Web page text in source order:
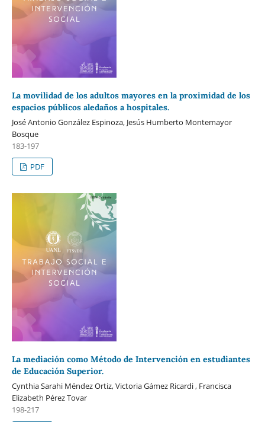
La movilidad de los adultos mayores en la proximidad de los
espacios públicos aledaños a hospitales.
José Antonio González Espinoza, Jesús Humberto Montemayor
Bosque
183-197
PDF
La mediación como Método de Intervención en estudiantes
de Educación Superior.
Cynthia Sarahi Méndez Ortiz, Victoria Gámez Ricardi , Francisca
Elizabeth Pérez Tovar
198-217